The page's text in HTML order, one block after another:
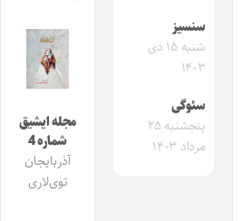
سنسیز
شنبه ۱۵ دی
۱۴۰۳
سئوگی
پنجشنبه ۲۵
مرداد ۱۴۰۳
مجله ایشیق
شماره 4
آذربایجان
توی‌لاری